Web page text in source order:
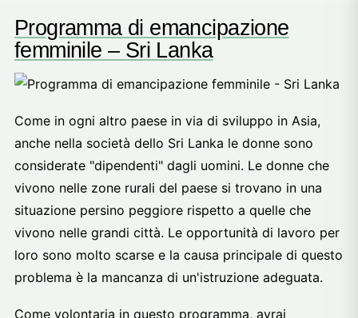
Programma di emancipazione
femminile – Sri Lanka
Come in ogni altro paese in via di sviluppo in Asia,
anche nella società dello Sri Lanka le donne sono
considerate "dipendenti" dagli uomini. Le donne che
vivono nelle zone rurali del paese si trovano in una
situazione persino peggiore rispetto a quelle che
vivono nelle grandi città. Le opportunità di lavoro per
loro sono molto scarse e la causa principale di questo
problema è la mancanza di un'istruzione adeguata.
Come volontaria in questo programma, avrai